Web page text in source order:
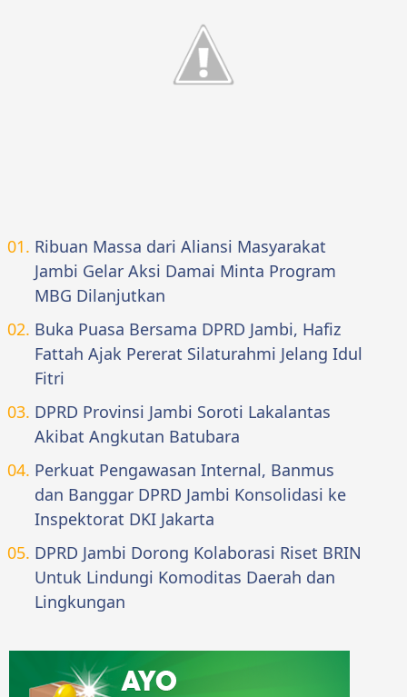
Ribuan Massa dari Aliansi Masyarakat
Jambi Gelar Aksi Damai Minta Program
MBG Dilanjutkan
Buka Puasa Bersama DPRD Jambi, Hafiz
Fattah Ajak Pererat Silaturahmi Jelang Idul
Fitri
DPRD Provinsi Jambi Soroti Lakalantas
Akibat Angkutan Batubara
Perkuat Pengawasan Internal, Banmus
dan Banggar DPRD Jambi Konsolidasi ke
Inspektorat DKI Jakarta
DPRD Jambi Dorong Kolaborasi Riset BRIN
Untuk Lindungi Komoditas Daerah dan
Lingkungan